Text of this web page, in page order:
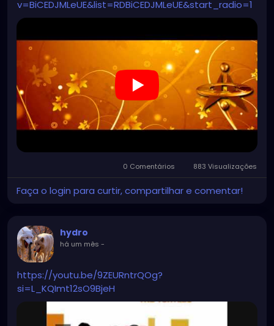
v=BiCEDJMLeUE&list=RDBiCEDJMLeUE&start_radio=1
0 Comentários 883 Visualizações
Faça o login para curtir, compartilhar e comentar!
hydro
há um mês -
https://youtu.be/9ZEURntrQOg?
si=L_KQImt12sO9BjeH